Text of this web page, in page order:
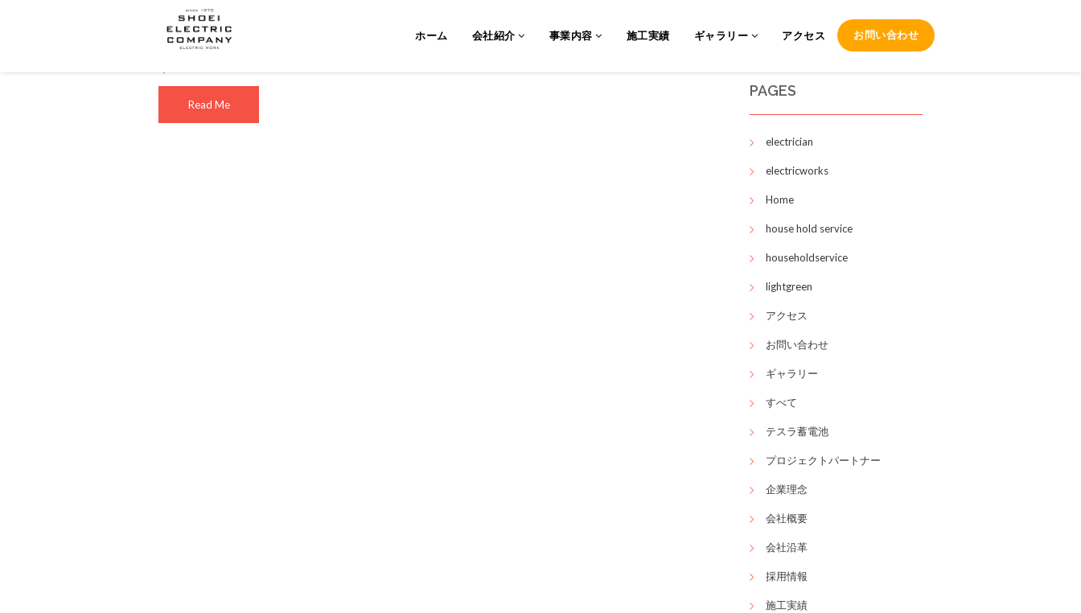
ホーム 会社紹介 事業内容 施工実績 ギャラリー アクセス お問い合わせ
テスラ社の認定施工販売会社になりました。powerwall(蓄電池）
テスラPowerwallの認定施工会社になりました。蓄電池を用いた新設または既設太陽光設備との連系やEV充電器
Read Me
PAGES
electrician
electricworks
Home
house hold service
householdservice
lightgreen
アクセス
お問い合わせ
ギャラリー
すべて
テスラ蓄電池
プロジェクトパートナー
企業理念
会社概要
会社沿革
採用情報
施工実績